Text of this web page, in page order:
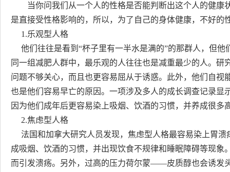
当你问我们从一个人的性格是否能判断出这个人的健
是直接受性格影响的，所以，为了自己的身体健康，不好的
1.乐观型人格
他们往往是看到“杯子里有一半水是满的”的那群人，但他
同一组减肥人群中，最乐观的人往往也是减重最少的人。
问题不够关心，而且也更容易屈从于诱惑。此外，他们自
也是他们容易早亡的原因。一项涉及多人的成长调查记录
因为他们成年后更容易染上吸烟、饮酒的习惯，并养成很多
2.焦虑型人格
法国和加拿大研究人员发现，焦虑型人格最容易染上胃溃
成吸烟、饮酒的习惯，并出现饮食不规律和睡眠障碍等现
而引发溃疡。另外，过高的压力荷尔蒙——皮质醇也会诱发